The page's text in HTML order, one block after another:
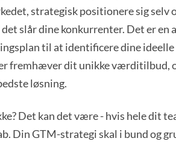
strategisk positionere sig selv
slår dine konkurrenter. Det er en
til at identificere dine ideelle
fremhæver dit unikke værditilbud,
løsning.
Det kan det være - hvis hele dit
Din GTM-strategi skal i bund og